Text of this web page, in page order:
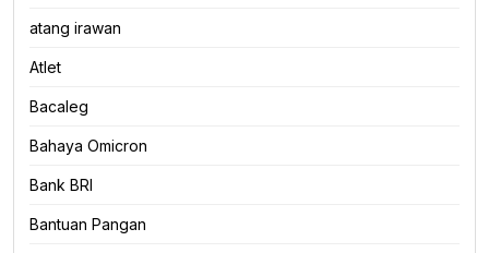
atang irawan
Atlet
Bacaleg
Bahaya Omicron
Bank BRI
Bantuan Pangan